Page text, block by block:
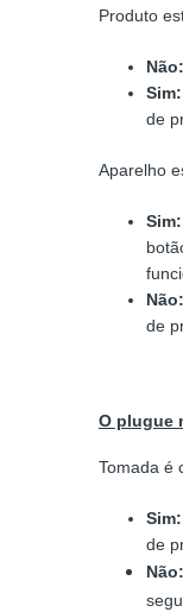
Produto
Não:
Sim:
de
Aparelho
Sim:
Não:
de
O plugue
Tomada é
Sim:
de
Não: